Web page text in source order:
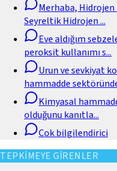
Merhaba,
Seyreltik Hidrojen...
Eve aldığım
peroksit kullanımı s...
Urun ve sevkiyat
hammadde
Kimyasal
olduğunu kanıtla...
Cok bilgilendirici
TEPKİMEYE GİRENLER